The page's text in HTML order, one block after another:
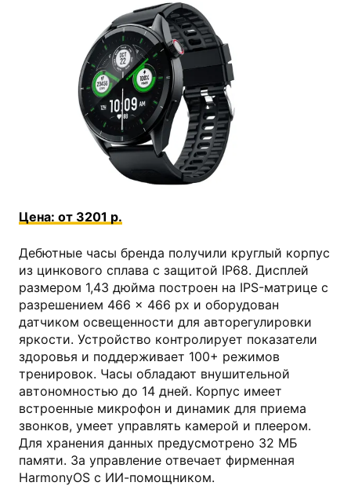
Цена: от 3201 р.
Дебютные часы бренда получили круглый корпус
из цинкового сплава с защитой IP68. Дисплей
размером 1,43 дюйма построен на IPS-матрице с
разрешением 466 × 466 px и оборудован
датчиком освещенности для авторегулировки
яркости. Устройство контролирует показатели
здоровья и поддерживает 100+ режимов
тренировок. Часы обладают внушительной
автономностью до 14 дней. Корпус имеет
встроенные микрофон и динамик для приема
звонков, умеет управлять камерой и плеером.
Для хранения данных предусмотрено 32 МБ
памяти. За управление отвечает фирменная
HarmonyOS с ИИ-помощником.